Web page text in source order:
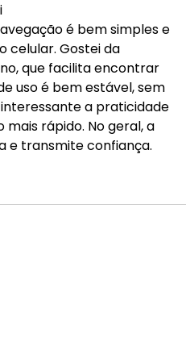
é bem simples e
celular. Gostei da
que facilita encontrar
uso é bem estável, sem
a praticidade
mais rápido. No geral, a
e transmite confiança.